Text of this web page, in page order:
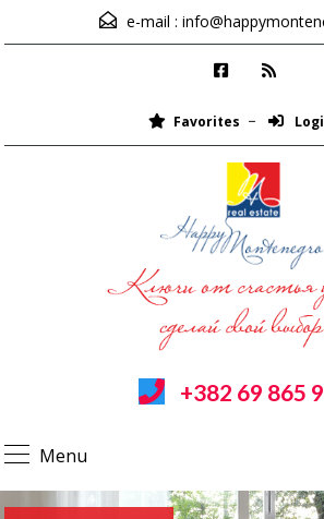
e-mail :
Favorites
+382 69 865
Menu